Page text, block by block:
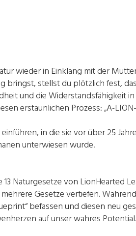
wieder in Einklang mit der
bringst, stellst du plötzlich fest,
und die Widerstandsfähigkeit
erstaunlichen Prozess: „A-
in die sie vor über 25
unterwiesen wurde.
13 Naturgesetze von LionHearted
Gesetze vertiefen.
befassen und diesen neu
auf unser wahres Potential.